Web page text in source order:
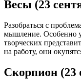
Весы (23
Разобраться с
мышление. Особенно
творческих
на работу, они
Скорпион (23